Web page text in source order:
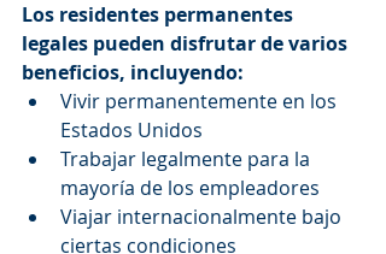
Los residentes permanentes
legales pueden disfrutar de varios
beneficios, incluyendo:
Vivir permanentemente en los
Estados Unidos
Trabajar legalmente para la
mayoría de los empleadores
Viajar internacionalmente bajo
ciertas condiciones